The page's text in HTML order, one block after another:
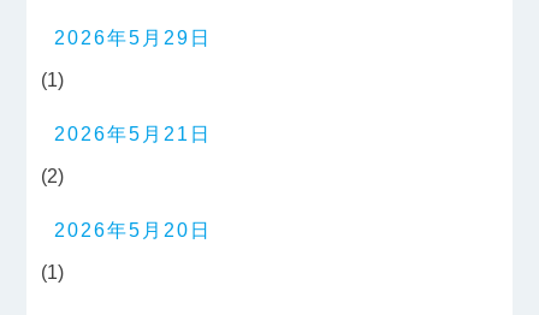
2026年5月29日
(1)
2026年5月21日
(2)
2026年5月20日
(1)